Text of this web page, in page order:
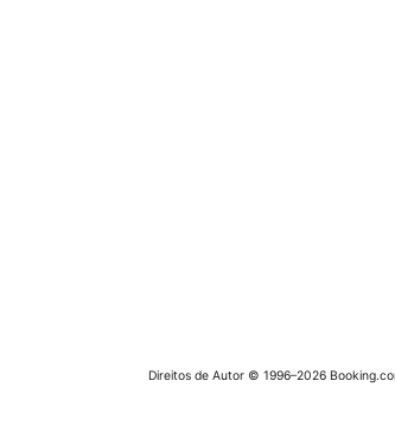
Direitos de Autor © 1996–2026